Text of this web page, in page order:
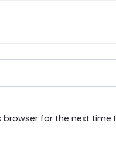
browser for the next time